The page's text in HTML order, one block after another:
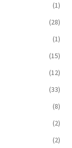
(1)
(28)
(1)
(15)
(12)
(33)
(8)
(2)
(2)